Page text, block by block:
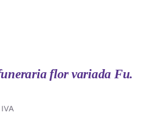
flor variada Fu.
IVA